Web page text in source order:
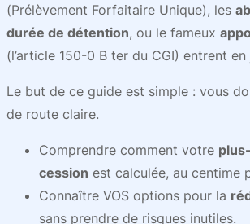
(Prélèvement Forfaitaire Unique), les
durée de détention, ou le fameux
(l’article 150-0 B ter du CGI) entrent en
Le but de ce guide est simple : vous
de route claire.
Comprendre comment votre
cession est calculée, au centime
Connaître VOS options pour la
sans prendre de risques inutiles.